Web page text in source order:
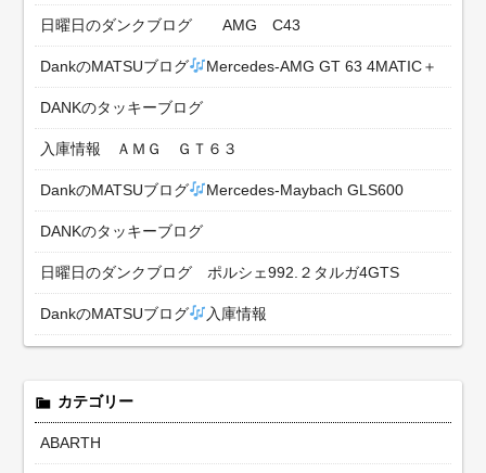
日曜日のダンクブログ AMG C43
DankのMATSUブログ Mercedes-AMG GT 63 4MATIC＋
DANKのタッキーブログ
入庫情報 ＡＭＧ ＧＴ６３
DankのMATSUブログ Mercedes-Maybach GLS600
DANKのタッキーブログ
日曜日のダンクブログ ポルシェ992.２タルガ4GTS
DankのMATSUブログ 入庫情報
カテゴリー
ABARTH